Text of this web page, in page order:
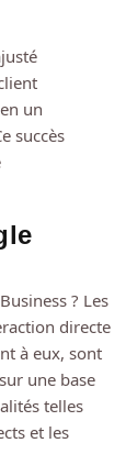
un
succès
? Les
directe
à eux, sont
une base
telles
et les